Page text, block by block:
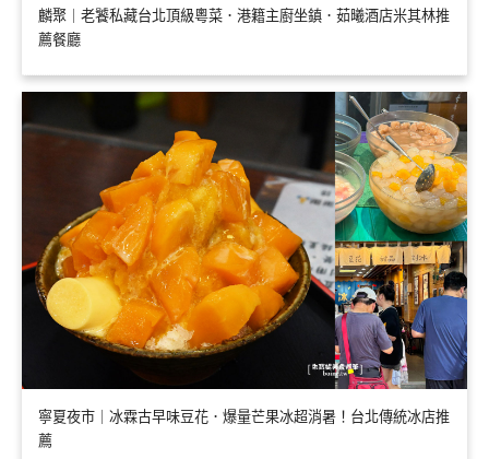
麟聚｜老饕私藏台北頂級粵菜．港籍主廚坐鎮．茹曦酒店米其林推
薦餐廳
寧夏夜市｜冰霖古早味豆花．爆量芒果冰超消暑！台北傳統冰店推
薦